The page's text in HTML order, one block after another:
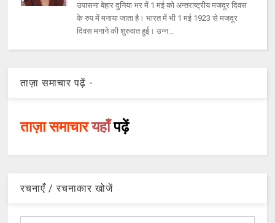
उपासना बेहार दुनिया भर में 1 मई को अन्तराष्ट्रीय मजदूर दिवस
के रुप में मनाया जाता है। भारत में भी 1 मई 1923 से मजदूर
दिवस मनाने की शुरुवात हुई। उन्न...
ताज़ा समाचार पढ़ें -
ताज़ा समाचारयहाँपढ़ें
रचनाएँ / रचनाकार खोजें